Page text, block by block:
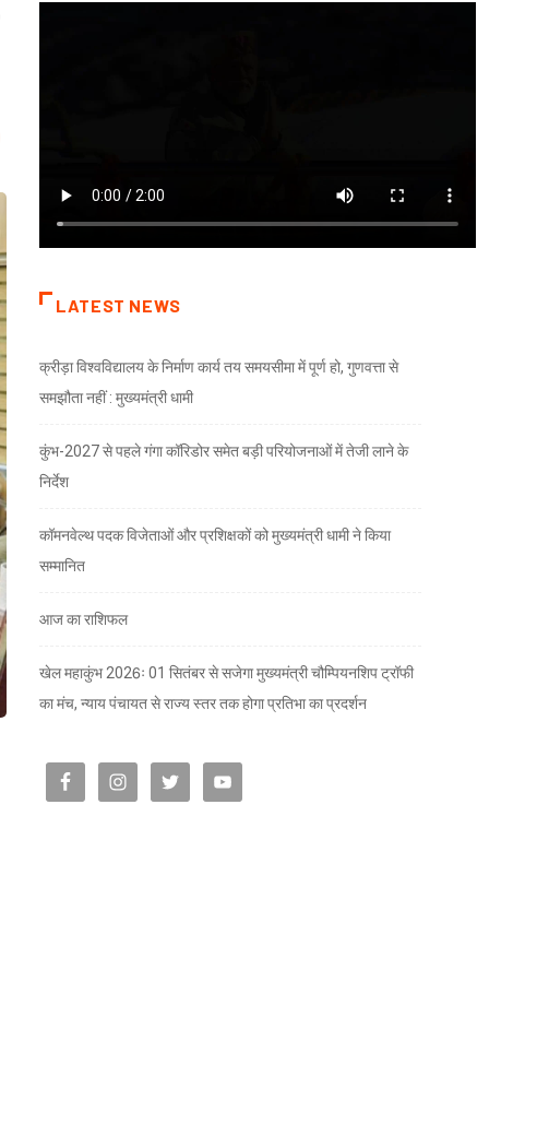
LATEST NEWS
क्रीड़ा विश्वविद्यालय के निर्माण कार्य तय समयसीमा में पूर्ण हो, गुणवत्ता से
समझौता नहीं : मुख्यमंत्री धामी
कुंभ-2027 से पहले गंगा कॉरिडोर समेत बड़ी परियोजनाओं में तेजी लाने के
निर्देश
कॉमनवेल्थ पदक विजेताओं और प्रशिक्षकों को मुख्यमंत्री धामी ने किया
सम्मानित
आज का राशिफल
खेल महाकुंभ 2026ः 01 सितंबर से सजेगा मुख्यमंत्री चौम्पियनशिप ट्रॉफी
का मंच, न्याय पंचायत से राज्य स्तर तक होगा प्रतिभा का प्रदर्शन